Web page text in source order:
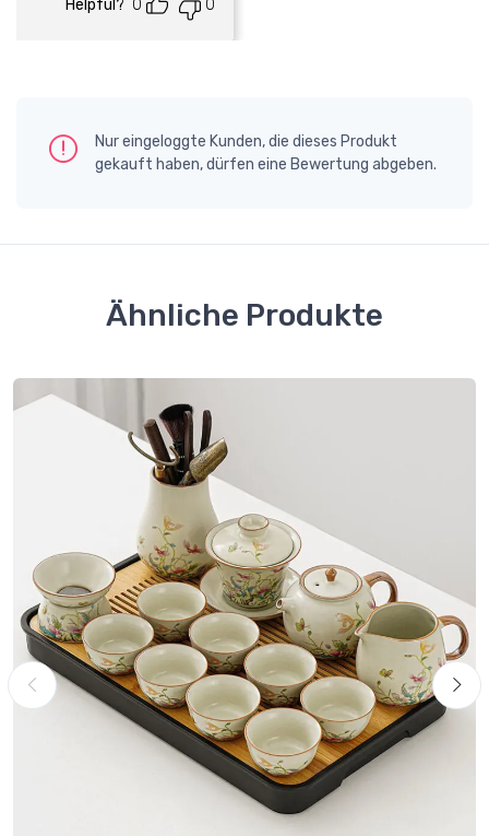
Helpful? 0 0
Nur eingeloggte Kunden, die dieses Produkt
gekauft haben, dürfen eine Bewertung abgeben.
Ähnliche Produkte